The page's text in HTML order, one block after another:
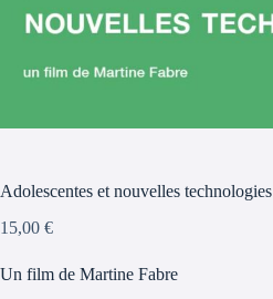
Adolescentes et nouvelles technologies
15,00 €
Un film de Martine Fabre